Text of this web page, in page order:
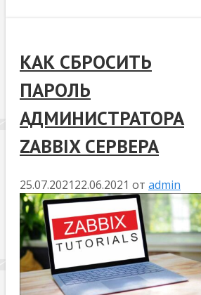
КАК СБРОСИТЬ
ПАРОЛЬ
АДМИНИСТРАТОРА
ZABBIX СЕРВЕРА
25.07.202122.06.2021 от admin